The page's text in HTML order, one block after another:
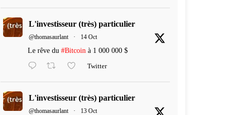
L'investisseur (très) particulier
@thomasaurlant · 14 Oct
Le rêve du #Bitcoin à 1 000 000 $
Twitter
L'investisseur (très) particulier
@thomasaurlant · 13 Oct